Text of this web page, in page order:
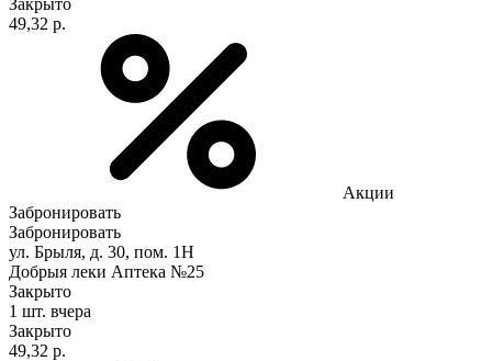
49,32 р.
Акции
Забронировать
Забронировать
ул. Брыля, д. 30, пом. 1Н
Добрыя леки Аптека №25
Закрыто
1 шт. вчера
Закрыто
49,32 р.